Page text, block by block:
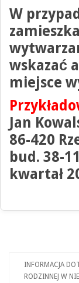
W
wskazać
miejsce
Jan
86-420
bud. 38-
kwartał
INFORMACJA
RODZINNEJ W